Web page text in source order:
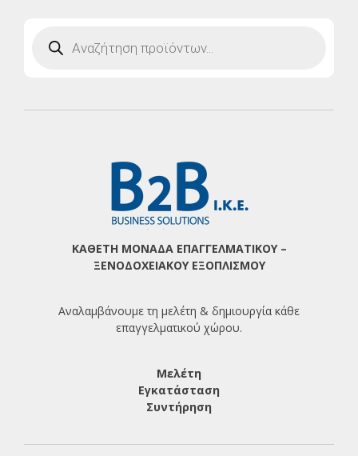
search
ΚΑΘΕΤΗ ΜΟΝΑΔΑ ΕΠΑΓΓΕΛΜΑΤΙΚΟΥ –
ΞΕΝΟΔΟΧΕΙΑΚΟΥ ΕΞΟΠΛΙΣΜΟΥ
Αναλαμβάνουμε τη μελέτη & δημιουργία κάθε
επαγγελματικού χώρου.
Μελέτη
Εγκατάσταση
Συντήρηση